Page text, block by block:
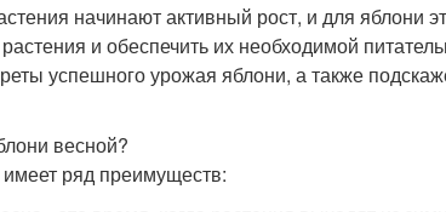
начинают активный рост, и для яблони
и обеспечить их необходимой
успешного урожая яблони, а также
весной?
ряд преимуществ: